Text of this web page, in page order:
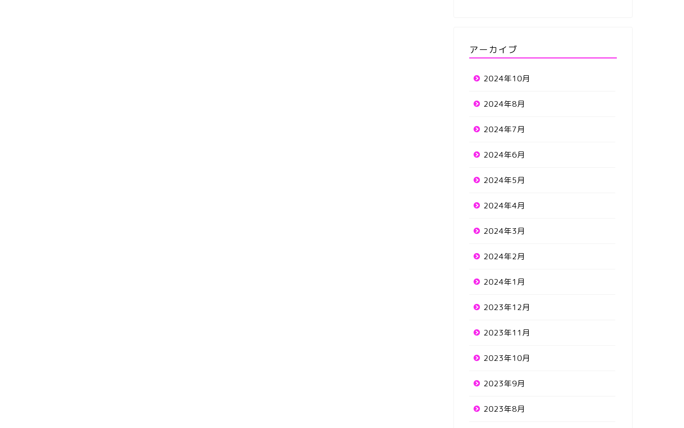
アーカイブ
2024年10月
2024年8月
2024年7月
2024年6月
2024年5月
2024年4月
2024年3月
2024年2月
2024年1月
2023年12月
2023年11月
2023年10月
2023年9月
2023年8月